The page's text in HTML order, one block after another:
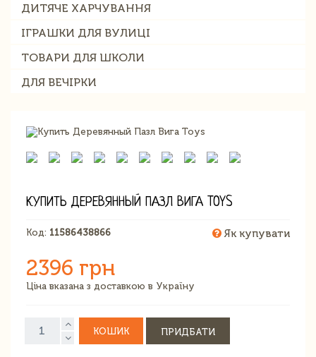
ДИТЯЧЕ ХАРЧУВАННЯ
ІГРАШКИ ДЛЯ ВУЛИЦІ
ТОВАРИ ДЛЯ ШКОЛИ
ДЛЯ ВЕЧІРКИ
КУПИТЬ ДЕРЕВЯННЫЙ ПАЗЛ ВИГА TOYS
Код: 11586438866 Як купувати
2396 грн
Ціна вказана з доставкою в Україну
КОШИК ПРИДБАТИ